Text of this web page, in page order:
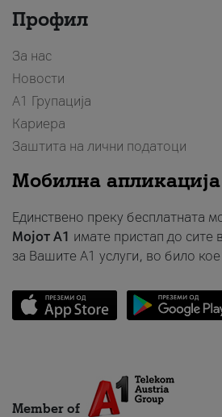
Профил
За нас
Новости
А1 Групација
Кариера
Заштита на лични податоци
Мобилна апликација
Единствено преку бесплатната
Мојот A1 имате пристап до
за Вашите A1 услуги, во било
Member of